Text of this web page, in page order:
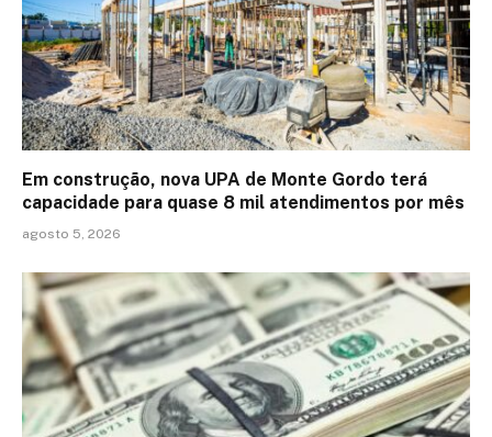
Em construção, nova UPA de Monte Gordo terá
capacidade para quase 8 mil atendimentos por mês
agosto 5, 2026